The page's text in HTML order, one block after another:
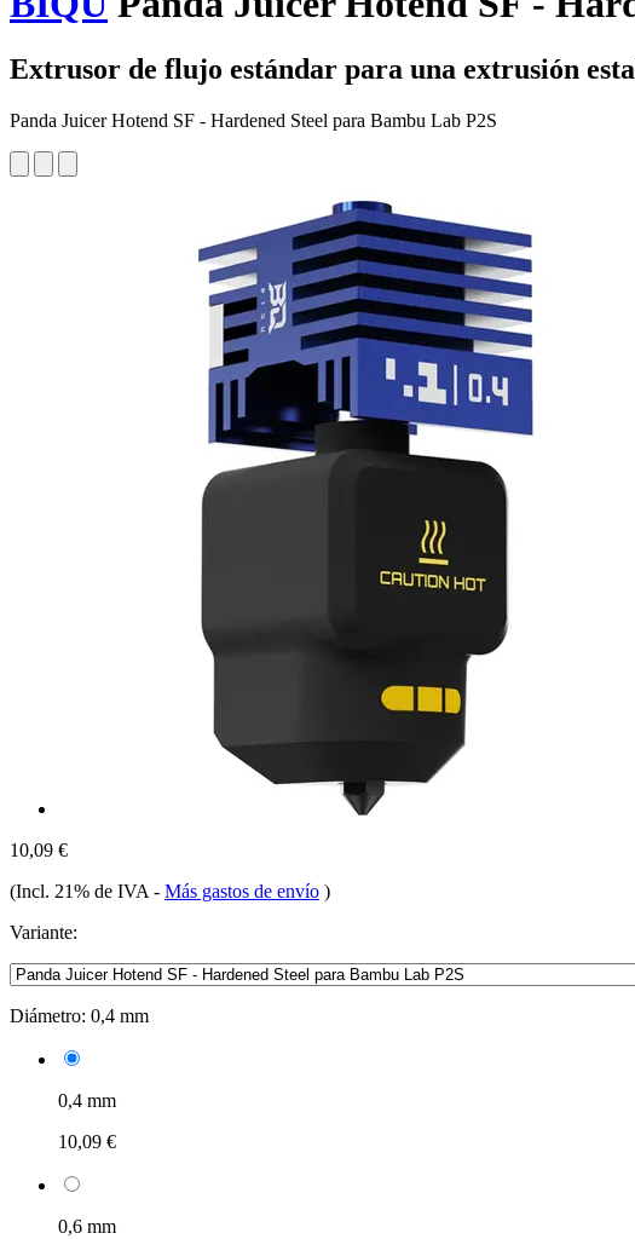
Extrusor de flujo estándar para una extrusión
Panda Juicer Hotend SF - Hardened Steel para Bambu Lab P2S
10,09 €
(Incl. 21% de IVA - Más gastos de envío )
Variante:
Diámetro: 0,4 mm
0,4 mm
10,09 €
0,6 mm